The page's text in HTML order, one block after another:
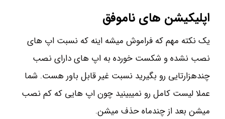
اپلیکیشن های ناموفق
یک نکته مهم که فراموش میشه اینه که نسبت اپ های
نصب نشده و شکست خورده به اپ های دارای نصب
چندهزارتایی رو بگیرید نسبت غیر قابل باور هست. شما
عملا لیست کامل رو نمیبینید چون اپ هایی که کم نصب
میشن بعد از چندماه حذف میشن.